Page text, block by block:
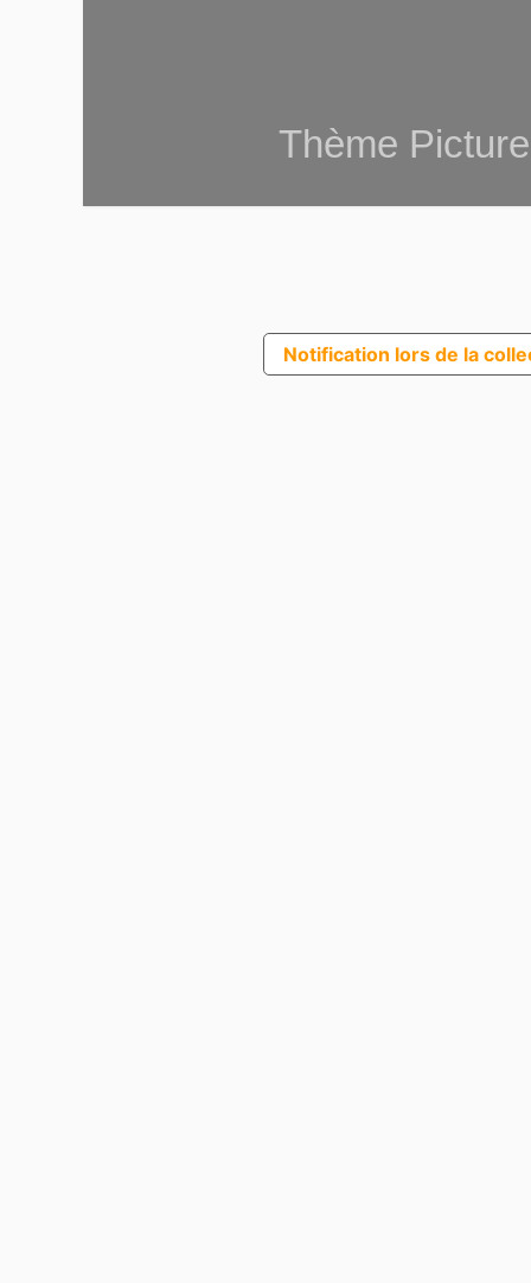
Thème
Notification lors de la